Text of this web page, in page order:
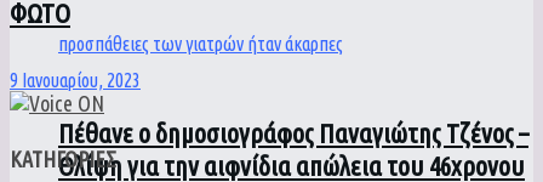
Πέθανε ο δημοσιογράφος Παναγιώτης Τζένος –
Θλίψη για την αιφνίδια απώλεια του 46χρονου
ΦΩΤΟ
9 Ιανουαρίου, 2023
ΚΑΤΗΓΟΡΙΕΣ